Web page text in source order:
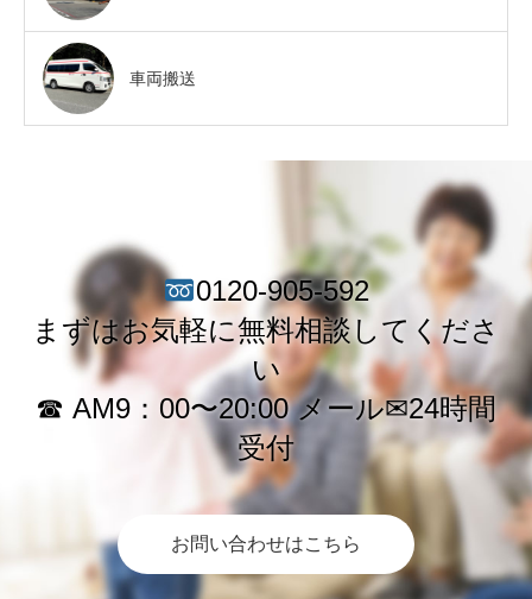
車両搬送
0120-905-592
まずはお気軽に無料相談してくださ
い
☎︎ AM9：00〜20:00 メール✉︎24時間
受付
お問い合わせはこちら